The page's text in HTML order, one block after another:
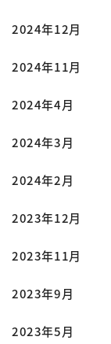
2024年12月
2024年11月
2024年4月
2024年3月
2024年2月
2023年12月
2023年11月
2023年9月
2023年5月